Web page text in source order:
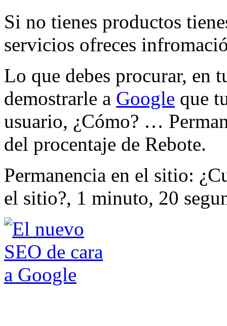
Si no tienes productos
servicios ofreces
Lo que debes procurar, en
demostrarle a Google que
usuario, ¿Cómo? …
del procentaje de Rebote.
Permanencia en el sitio:
el sitio?, 1 minuto, 20